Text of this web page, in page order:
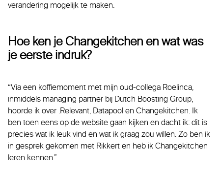
verandering mogelijk te maken.
Hoe ken je Changekitchen en wat was
je eerste indruk?
“Via een koffiemoment met mijn oud-collega Roelinca,
inmiddels managing partner bij Dutch Boosting Group,
hoorde ik over .Relevant, Datapool en Changekitchen. Ik
ben toen eens op de website gaan kijken en dacht ik: dit is
precies wat ik leuk vind en wat ik graag zou willen. Zo ben ik
in gesprek gekomen met Rikkert en heb ik Changekitchen
leren kennen.”